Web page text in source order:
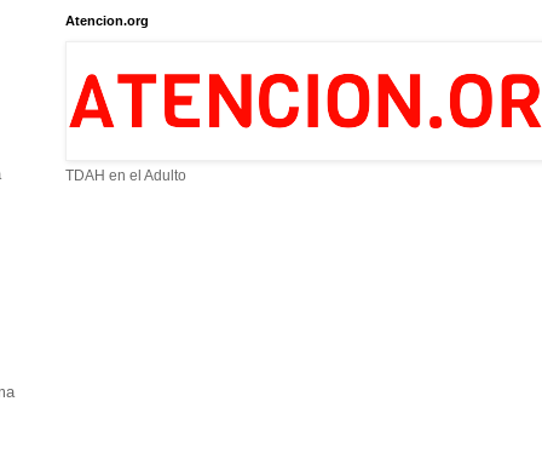
Atencion.org
TDAH en el Adulto